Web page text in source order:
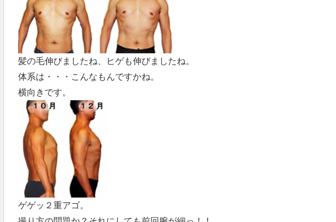
髪の毛伸びましたね、ヒゲも伸びましたね。
体系は・・・こんなもんですかね。
横向きです。
ゲゲッ２重アゴ。